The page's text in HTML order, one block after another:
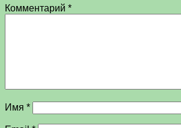
Комментарий *
Имя *